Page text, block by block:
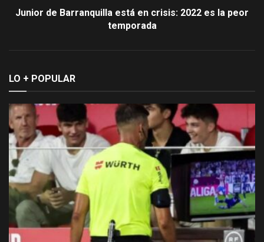
Junior de Barranquilla está en crisis: 2022 es la peor
temporada
LO + POPULAR